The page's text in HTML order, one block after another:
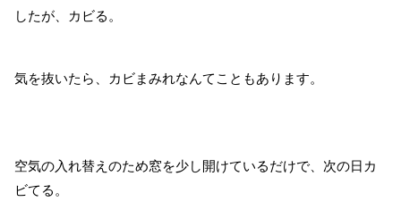
したが、カビる。
気を抜いたら、カビまみれなんてこともあります。
空気の入れ替えのため窓を少し開けているだけで、次の日カ
ビてる。